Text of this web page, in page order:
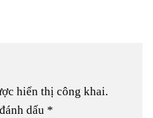
hiển thị công khai.
dấu *